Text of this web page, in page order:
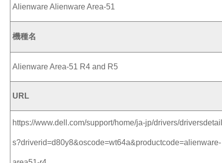
Alienware Alienware Area-51
機種名
Alienware Area-51 R4 and R5
URL
https://www.dell.com/support/home/ja-jp/drivers/driversdetail
s?driverid=d80y8&oscode=wt64a&productcode=alienware-